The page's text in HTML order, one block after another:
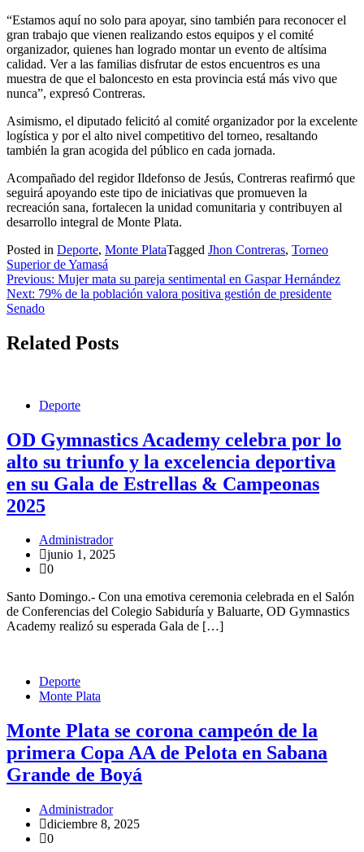
“Estamos aquí no solo para apoyar, sino también para reconocer el
gran trabajo que vienen realizando estos equipos y el comité
organizador, quienes han logrado montar un evento de altísima
calidad. Ver a las familias disfrutar de estos encuentros es una
muestra de que el baloncesto en esta provincia está más vivo que
nunca”, expresó Contreras.
Asimismo, el diputado felicitó al comité organizador por la excelente
logística y por el alto nivel competitivo del torneo, resaltando
también la gran acogida del público en cada jornada.
Acompañado del regidor Ildefonso de Jesús, Contreras reafirmó que
seguirá apoyando este tipo de iniciativas que promueven la
recreación sana, fortalecen la unidad comunitaria y contribuyen al
desarrollo integral de Monte Plata.
Posted in Deporte, Monte PlataTagged Jhon Contreras, Torneo
Superior de Yamasá
Navegación
de
Previous: Mujer mata su pareja sentimental en Gaspar Hernández
Next: 79% de la población valora positiva gestión de presidente
Senado
Related Posts
Deporte
OD Gymnastics Academy celebra por lo
alto su triunfo y la excelencia deportiva
en su Gala de Estrellas & Campeonas
2025
Administrador
junio 1, 2025
0
Santo Domingo.- Con una emotiva ceremonia celebrada en el Salón
de Conferencias del Colegio Sabiduría y Baluarte, OD Gymnastics
Academy realizó su esperada Gala de […]
Deporte
Monte Plata
Monte Plata se corona campeón de la
primera Copa AA de Pelota en Sabana
Grande de Boyá
Administrador
diciembre 8, 2025
0